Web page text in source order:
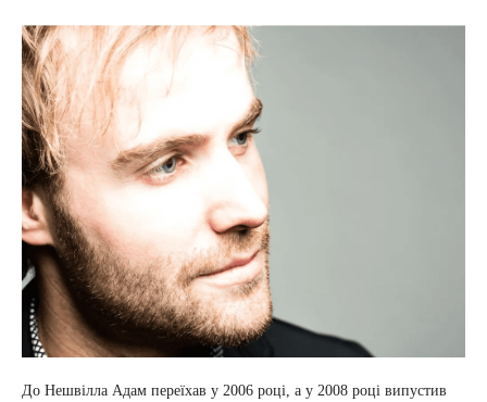
До Нешвілла Адам переїхав у 2006 році, а у 2008 році випустив